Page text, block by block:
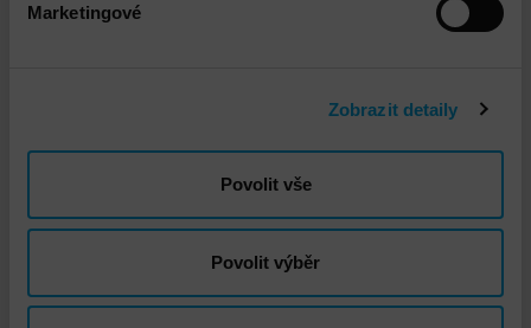
Marketingové
Zobrazit detaily
Povolit vše
Povolit výběr
DNS - Doprava standard